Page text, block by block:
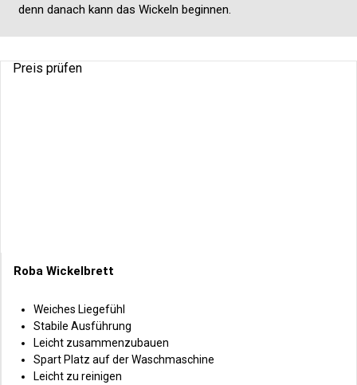
denn danach kann das Wickeln beginnen.
Preis prüfen
Roba Wickelbrett
Weiches Liegefühl
Stabile Ausführung
Leicht zusammenzubauen
Spart Platz auf der Waschmaschine
Leicht zu reinigen